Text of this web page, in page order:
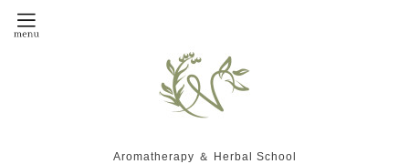
Aromatherapy ＆ Herbal School